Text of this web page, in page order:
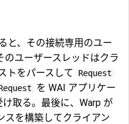
と、その接続専用のユー
ユーザースレッドはクラ
トをパースして
Request
を WAI アプリケー
け取る。最後に、Warp が
スを構築してクライアン